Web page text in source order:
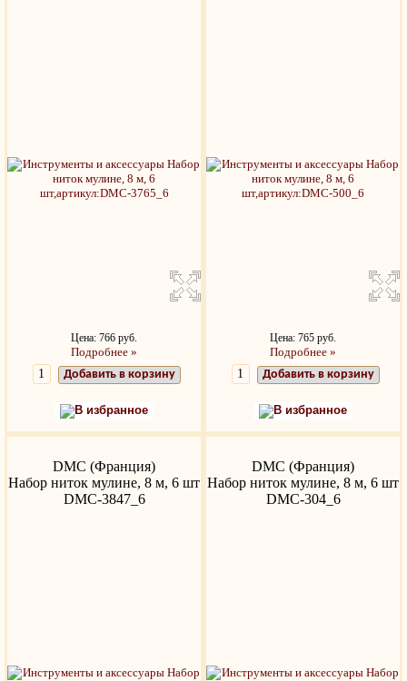
Цена: 766 руб.
Подробнее »
Добавить в корзину
В избранное
Цена: 765 руб.
Подробнее »
Добавить в корзину
В избранное
DMC (Франция)
Набор ниток мулине, 8 м, 6 шт
DMC-3847_6
DMC (Франция)
Набор ниток мулине, 8 м, 6 шт
DMC-304_6